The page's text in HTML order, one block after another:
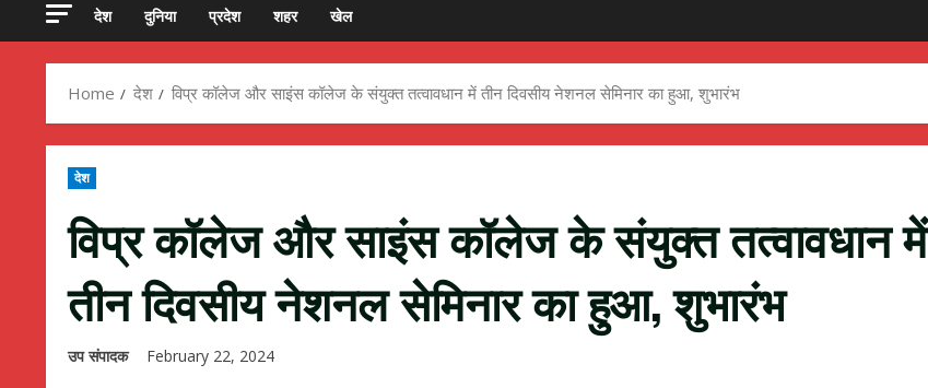
देश दुनिया प्रदेश शहर खेल
Home देश विप्र कॉलेज और साइंस कॉलेज के संयुक्त तत्वावधान में तीन दिवसीय नेशनल सेमिनार का हुआ, शुभारंभ
देश
विप्र कॉलेज और साइंस कॉलेज के संयुक्त तत्वावधान में
तीन दिवसीय नेशनल सेमिनार का हुआ, शुभारंभ
उप संपादक February 22, 2024